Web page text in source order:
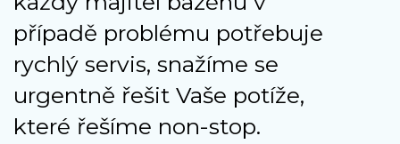
případě problému potřebuje
rychlý servis, snažíme se
urgentně řešit Vaše potíže,
které řešíme non-stop.